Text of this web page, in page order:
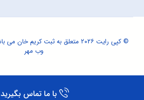
© کپی رایت ۲۰۲۶ متعلق به ثبت کریم خان می باشد.
وب مهر
با ما تماس بگیرید